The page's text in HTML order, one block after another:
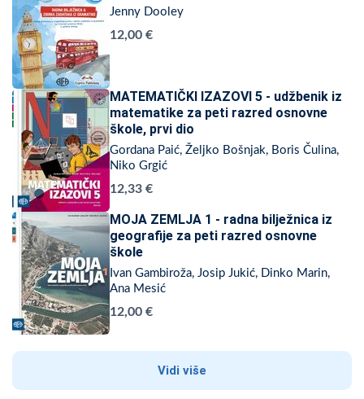
Jenny Dooley
12,00 €
MATEMATIČKI IZAZOVI 5 - udžbenik iz
matematike za peti razred osnovne
škole, prvi dio
Gordana Paić, Željko Bošnjak, Boris Čulina,
Niko Grgić
12,33 €
MOJA ZEMLJA 1 - radna bilježnica iz
geografije za peti razred osnovne
škole
Ivan Gambiroža, Josip Jukić, Dinko Marin,
Ana Mesić
12,00 €
Vidi više